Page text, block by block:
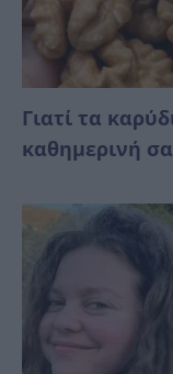
Γιατί τα
καθημερινή